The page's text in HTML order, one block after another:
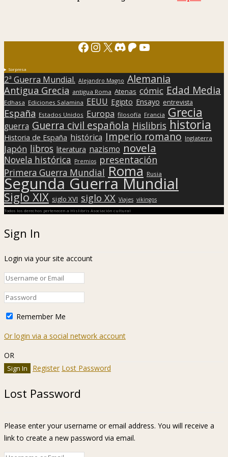
Facebook
Instagram
X Discord
Patreon
YouTube
Sorpresa
2ª Guerra Mundial. Alejandro Magno Alemania
Antigua Grecia antigua Roma Atenas cómic Edad Media
Edhasa Ediciones Salamina EEUU Egipto Ensayo entrevista
España Estados Unidos Europa filosofía Francia Grecia
guerra Guerra civil española Hislibris historia
Historia de España histórica Imperio romano Inglaterra
Japón libros literatura nazismo novela
Novela histórica Premios presentación
Primera Guerra Mundial Roma Rusia
Segunda Guerra Mundial
Siglo XIX siglo XVI siglo XX Viajes vikingos
Todos los derechos pertenecen a Hislibris Asociación cultural
Sign In
Login via your site account
Remember Me
Or login via a social network account
OR
Register Lost Password
Lost Password
Please enter your username or email address. You will receive a
link to create a new password via email.